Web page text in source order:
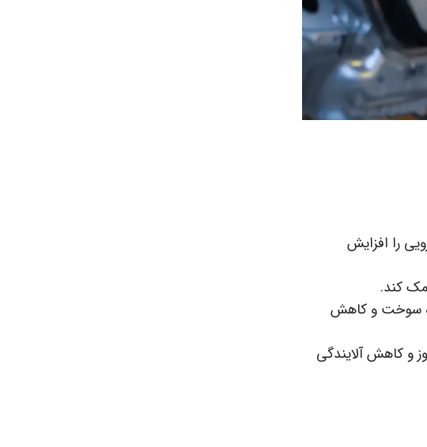
را افزایش
کند.
سوخت و کاهش
و کاهش آلایندگی